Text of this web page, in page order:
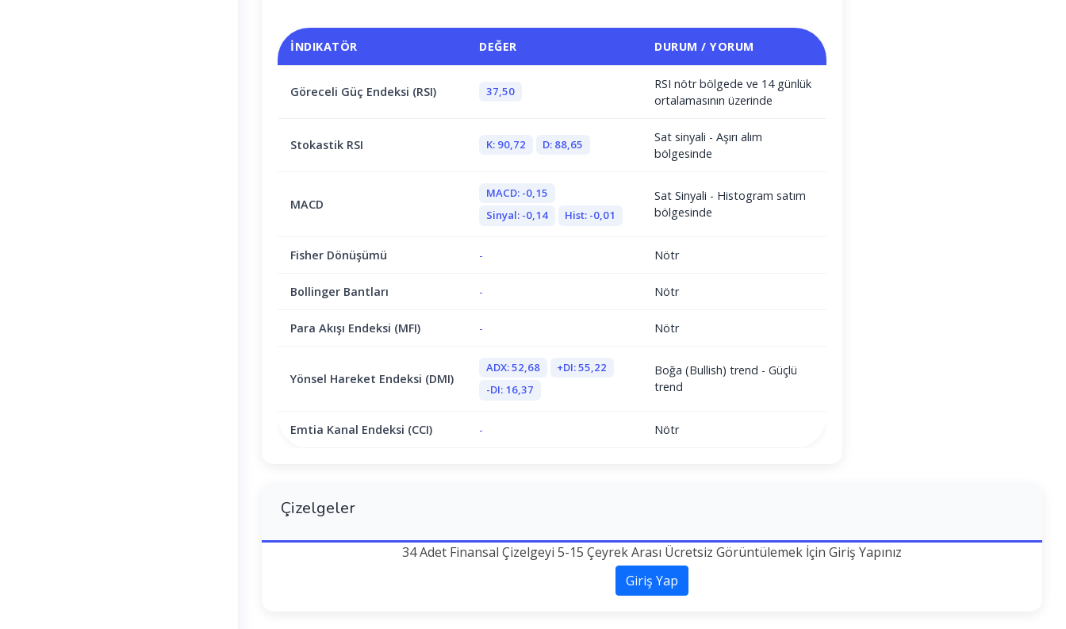
İNDIKATÖR DEĞER DURUM / YORUM
Göreceli Güç Endeksi (RSI) 37,50
RSI nötr bölgede ve 14 günlük
ortalamasının üzerinde
Stokastik RSI K: 90,72 D: 88,65
Sat sinyali - Aşırı alım
bölgesinde
MACD
MACD: -0,15
Sinyal: -0,14
Hist: -0,01
Sat Sinyali - Histogram satım
bölgesinde
Fisher Dönüşümü - Nötr
Bollinger Bantları - Nötr
Para Akışı Endeksi (MFI) - Nötr
Yönsel Hareket Endeksi (DMI)
ADX: 52,68
+DI: 55,22
-DI: 16,37
Boğa (Bullish) trend - Güçlü
trend
Emtia Kanal Endeksi (CCI) - Nötr
Çizelgeler
34 Adet Finansal Çizelgeyi 5-15 Çeyrek Arası Ücretsiz Görüntülemek İçin Giriş Yapınız
Giriş Yap